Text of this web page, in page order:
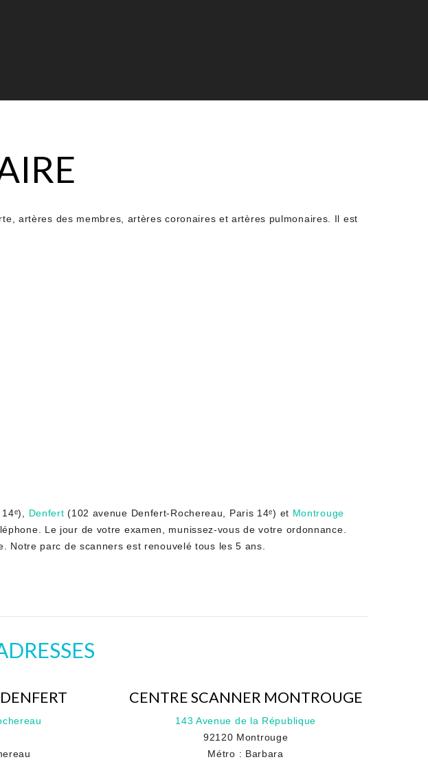
artères des membres, artères coronaires et artères pulmonaires. Il est
Denfert (102 avenue Denfert-Rochereau, Paris 14ᵉ) et Montrouge
Le jour de votre examen, munissez-vous de votre ordonnance.
parc de scanners est renouvelé tous les 5 ans.
CENTRE SCANNER MONTROUGE
143 Avenue de la République
92120 Montrouge
Métro : Barbara